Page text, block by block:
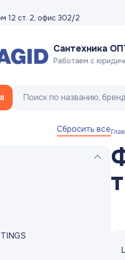
12 ст. 2, офис 302/2
Сантехника
Работаем с
сливные/заливные
Сбросить все